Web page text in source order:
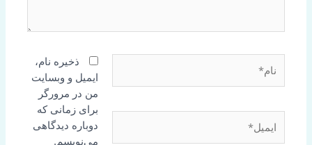
ذخیره نام،
ایمیل و وبسایت
من در مرورگر
برای زمانی که
دوباره دیدگاهی
می‌نویسم.